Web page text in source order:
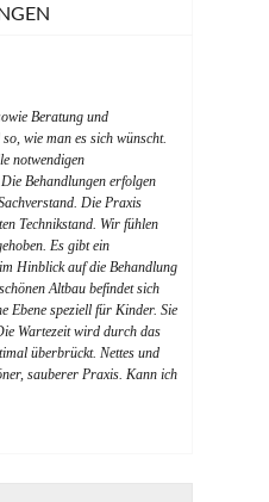
Beratung und
wie man es sich wünscht.
notwendigen
Behandlungen erfolgen
Die Praxis
Technikstand. Wir fühlen
Es gibt ein
Hinblick auf die Behandlung
Altbau befindet sich
Ebene speziell für Kinder. Sie
Wartezeit wird durch das
überbrückt. Nettes und
sauberer Praxis. Kann ich